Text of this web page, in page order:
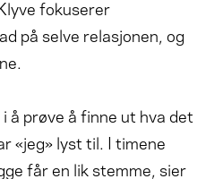
fokuserer
på selve relasjonen, og
å prøve å finne ut hva det
«jeg» lyst til. I timene
får en lik stemme, sier